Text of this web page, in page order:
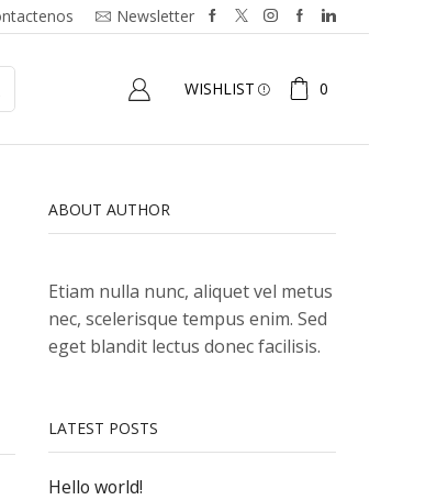
Newsletter
WISHLIST 0
ABOUT AUTHOR
Etiam nulla nunc, aliquet vel metus
nec, scelerisque tempus enim. Sed
eget blandit lectus donec facilisis.
LATEST POSTS
Hello world!